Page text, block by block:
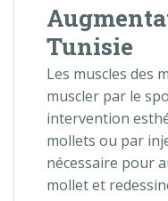
Tunisie
Les muscles des
muscler par le
intervention
mollets ou par
nécessaire pour
mollet et